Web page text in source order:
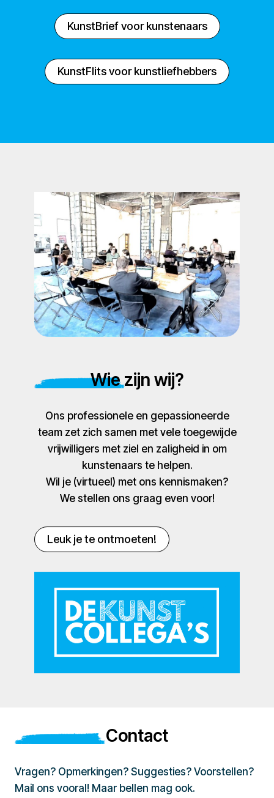
KunstBrief voor kunstenaars
KunstFlits voor kunstliefhebbers
Wie zijn wij?
Ons professionele en gepassioneerde
team zet zich samen met vele toegewijde
vrijwilligers met ziel en zaligheid in om
kunstenaars te helpen.
Wil je (virtueel) met ons kennismaken?
We stellen ons graag even voor!
Leuk je te ontmoeten!
Contact
Vragen? Opmerkingen? Suggesties? Voorstellen?
Mail ons vooral! Maar bellen mag ook.